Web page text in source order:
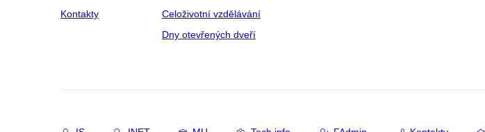
Kontakty
Celoživotní vzdělávání
Dny otevřených dveří